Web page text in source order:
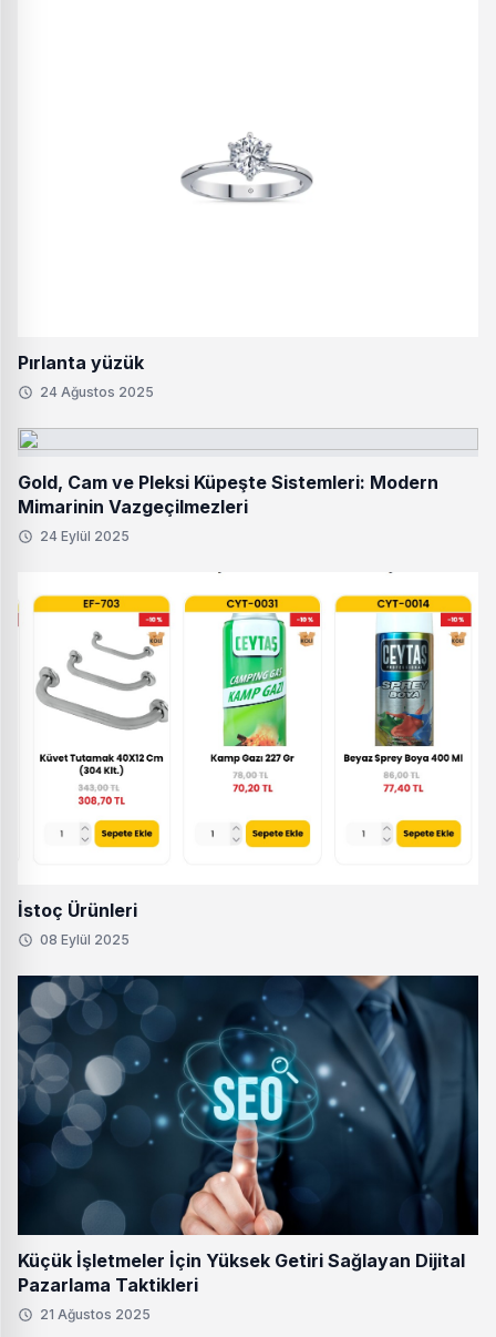
Pırlanta yüzük
24 Ağustos 2025
Gold, Cam ve Pleksi Küpeşte Sistemleri: Modern
Mimarinin Vazgeçilmezleri
24 Eylül 2025
İstoç Ürünleri
08 Eylül 2025
Küçük İşletmeler İçin Yüksek Getiri Sağlayan Dijital
Pazarlama Taktikleri
21 Ağustos 2025